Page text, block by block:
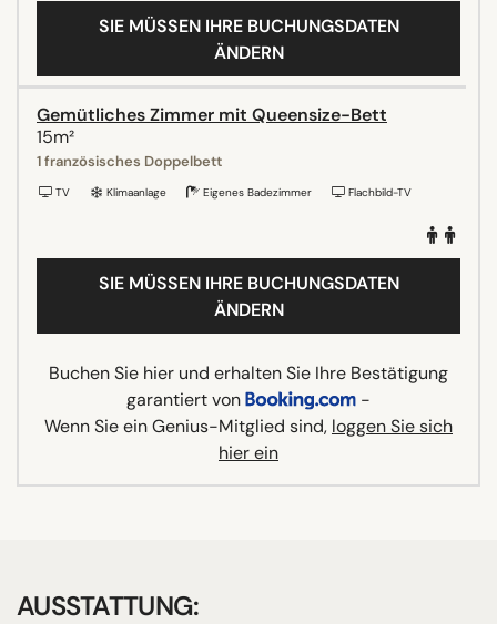
SIE MÜSSEN IHRE BUCHUNGSDATEN
ÄNDERN
Gemütliches Zimmer mit Queensize-Bett
15m²
1 französisches Doppelbett
TV Klimaanlage Eigenes Badezimmer Flachbild-TV
SIE MÜSSEN IHRE BUCHUNGSDATEN
ÄNDERN
Buchen Sie hier und erhalten Sie Ihre Bestätigung
garantiert von
-
Wenn Sie ein Genius-Mitglied sind, loggen Sie sich
hier ein
AUSSTATTUNG: